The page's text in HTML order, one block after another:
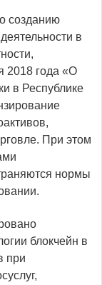
созданию
в
2018 года «О
в Республике
При этом
нормы
блокчейн в
при